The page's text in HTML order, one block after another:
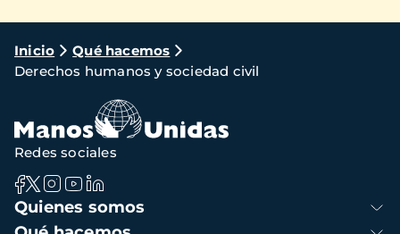
Ruta
de
navegación
Inicio
Qué hacemos
Derechos humanos y sociedad civil
Navegación
principal
Quienes somos
Redes sociales